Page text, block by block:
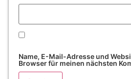
Name, E-Mail-Adresse und
Browser für meinen nächsten